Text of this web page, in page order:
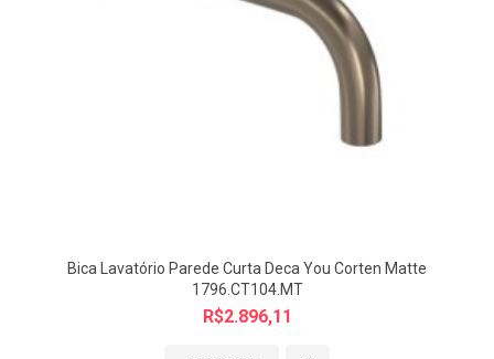
Bica Lavatório Parede Curta Deca You Corten Matte
1796.CT104.MT
R$2.896,11